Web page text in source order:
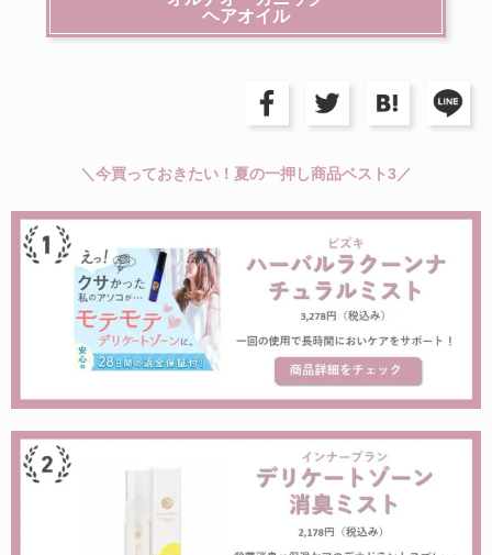
ヘアオイル
＼今買っておきたい！夏の一押し商品ベスト3／